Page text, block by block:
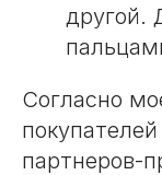
другой.
Согласно
партнеров-
YouTube
Городской
+375 (17) 300-48-2
Оплата и доставка
О компании